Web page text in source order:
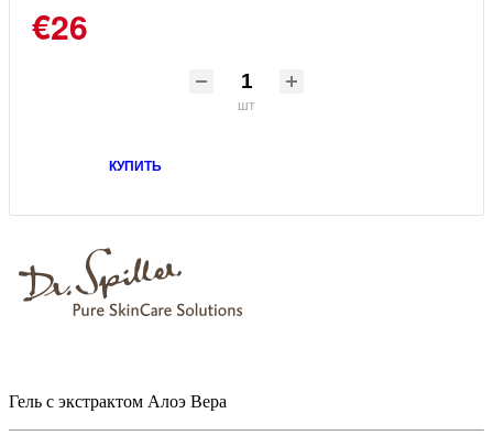
€26
шт
КУПИТЬ
Гель с экстрактом Алоэ Вера